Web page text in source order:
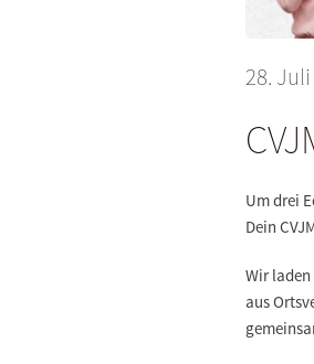
28.
Um drei
Dein
Wir
aus